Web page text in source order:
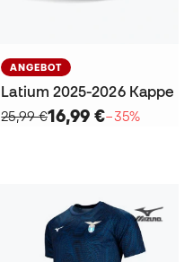
ANGEBOT
Latium 2025-2026 Kappe
25,99 €16,99 €−35%